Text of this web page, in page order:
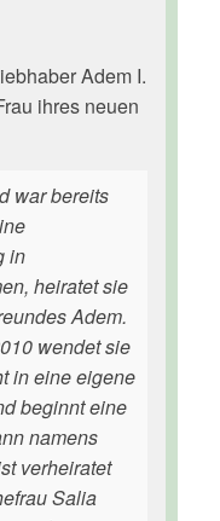
Adem I.
ihres neuen
war bereits
in
heiratet sie
Adem.
wendet sie
in eine eigene
beginnt eine
namens
verheiratet
Salia